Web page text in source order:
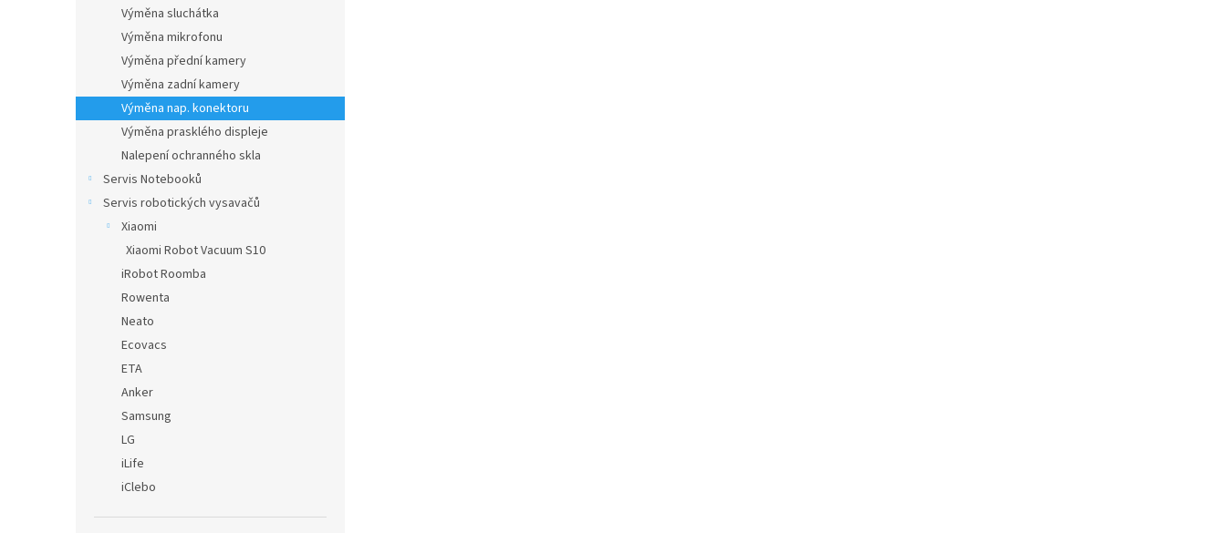
Výměna sluchátka
Výměna mikrofonu
Výměna přední kamery
Výměna zadní kamery
Výměna nap. konektoru
Výměna prasklého displeje
Nalepení ochranného skla
Servis Notebooků
Servis robotických vysavačů
Xiaomi
Xiaomi Robot Vacuum S10
iRobot Roomba
Rowenta
Neato
Ecovacs
ETA
Anker
Samsung
LG
iLife
iClebo